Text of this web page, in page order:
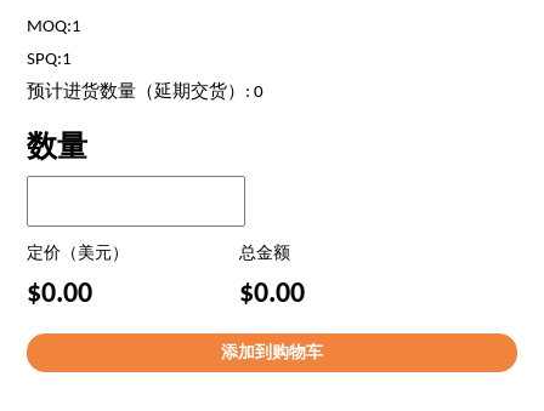
MOQ:1
SPQ:1
预计进货数量（延期交货）: 0
数量
定价（美元） 总金额
$0.00 $0.00